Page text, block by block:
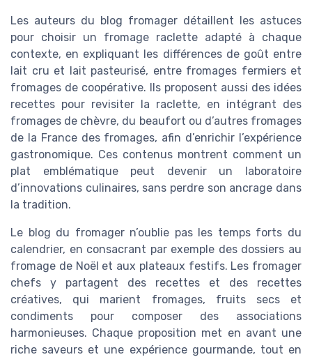
Les auteurs du blog fromager détaillent les astuces
pour choisir un fromage raclette adapté à chaque
contexte, en expliquant les différences de goût entre
lait cru et lait pasteurisé, entre fromages fermiers et
fromages de coopérative. Ils proposent aussi des idées
recettes pour revisiter la raclette, en intégrant des
fromages de chèvre, du beaufort ou d’autres fromages
de la France des fromages, afin d’enrichir l’expérience
gastronomique. Ces contenus montrent comment un
plat emblématique peut devenir un laboratoire
d’innovations culinaires, sans perdre son ancrage dans
la tradition.
Le blog du fromager n’oublie pas les temps forts du
calendrier, en consacrant par exemple des dossiers au
fromage de Noël et aux plateaux festifs. Les fromager
chefs y partagent des recettes et des recettes
créatives, qui marient fromages, fruits secs et
condiments pour composer des associations
harmonieuses. Chaque proposition met en avant une
riche saveurs et une expérience gourmande, tout en